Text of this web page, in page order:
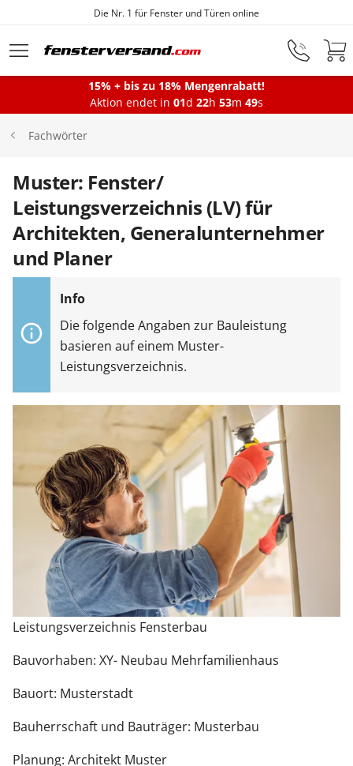
Zum Hauptinhalt springen
Fensterfabrik seit 1872
Montageservice
Balkontüren
Terrassentüren
Haustüren
Sonnenschutz
Zäune & Tore
Garagentore
Carports
Anmelden / Registrieren
Kontakt / Hilfe
15% + bis zu 18% Mengenrabatt!
Aktion endet in 01d 22h 53m 48s
Fachwörter
Muster: Fenster/
Leistungsverzeichnis (LV) für
Architekten, Generalunternehmer
und Planer
Die folgende Angaben zur Bauleistung
basieren auf einem Muster-
Leistungsverzeichnis.
Leistungsverzeichnis Fensterbau
Bauvorhaben: XY- Neubau Mehrfamilienhaus
Bauort: Musterstadt
Bauherrschaft und Bauträger: Musterbau
Planung: Architekt Muster